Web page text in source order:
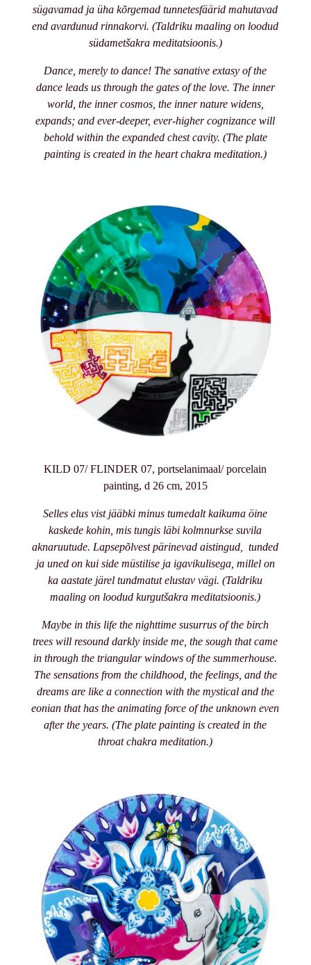
sügavamad ja üha kõrgemad tunnetesfäärid mahutavad
end avardunud rinnakorvi. (Taldriku maaling on loodud
südametšakra meditatsioonis.)
Dance, merely to dance! The sanative extasy of the
dance leads us through the gates of the love. The inner
world, the inner cosmos, the inner nature widens,
expands; and ever-deeper, ever-higher cognizance will
behold within the expanded chest cavity. (The plate
painting is created in the heart chakra meditation.)
KILD 07/ FLINDER 07, portselanimaal/ porcelain
painting, d 26 cm, 2015
Selles elus vist jääbki minus tumedalt kaikuma öine
kaskede kohin, mis tungis läbi kolmnurkse suvila
aknaruutude. Lapsepõlvest pärinevad aistingud, tunded
ja uned on kui side müstilise ja igavikulisega, millel on
ka aastate järel tundmatut elustav vägi. (Taldriku
maaling on loodud kurgutšakra meditatsioonis.)
Maybe in this life the nighttime susurrus of the birch
trees will resound darkly inside me, the sough that came
in through the triangular windows of the summerhouse.
The sensations from the childhood, the feelings, and the
dreams are like a connection with the mystical and the
eonian that has the animating force of the unknown even
after the years. (The plate painting is created in the
throat chakra meditation.)